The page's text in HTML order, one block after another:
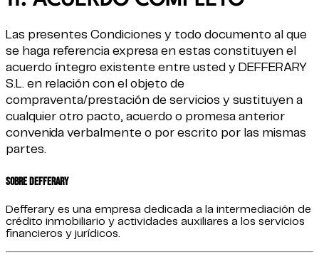
Las presentes Condiciones y todo documento al que
se haga referencia expresa en estas constituyen el
acuerdo íntegro existente entre usted y DEFFERARY
S.L. en relación con el objeto de
compraventa/prestación de servicios y sustituyen a
cualquier otro pacto, acuerdo o promesa anterior
convenida verbalmente o por escrito por las mismas
partes.
Sobre Defferary
Defferary es una empresa dedicada a la intermediación de
crédito inmobiliario y actividades auxiliares a los servicios
financieros y jurídicos.